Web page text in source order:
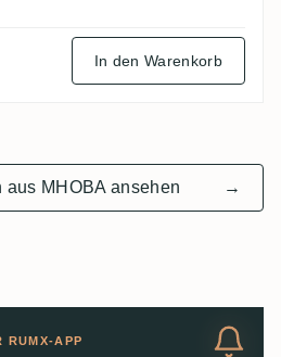
In den Warenkorb
MHOBA ansehen →
RUMX-APP